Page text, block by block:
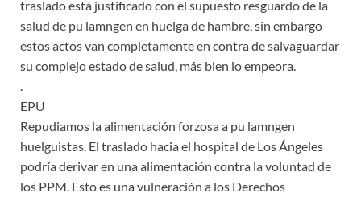
traslado está justificado con el supuesto resguardo de la
salud de pu lamngen en huelga de hambre, sin embargo
estos actos van completamente en contra de salvaguardar
su complejo estado de salud, más bien lo empeora.
EPU
Repudiamos la alimentación forzosa a pu lamngen
huelguistas. El traslado hacia el hospital de Los Ángeles
podría derivar en una alimentación contra la voluntad de
los PPM. Esto es una vulneración a los Derechos